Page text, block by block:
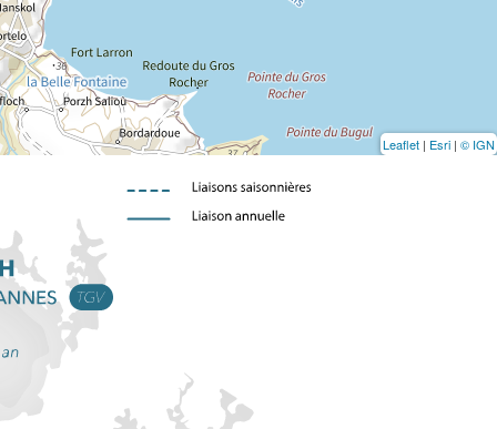
Leaflet | Esri | © IGN